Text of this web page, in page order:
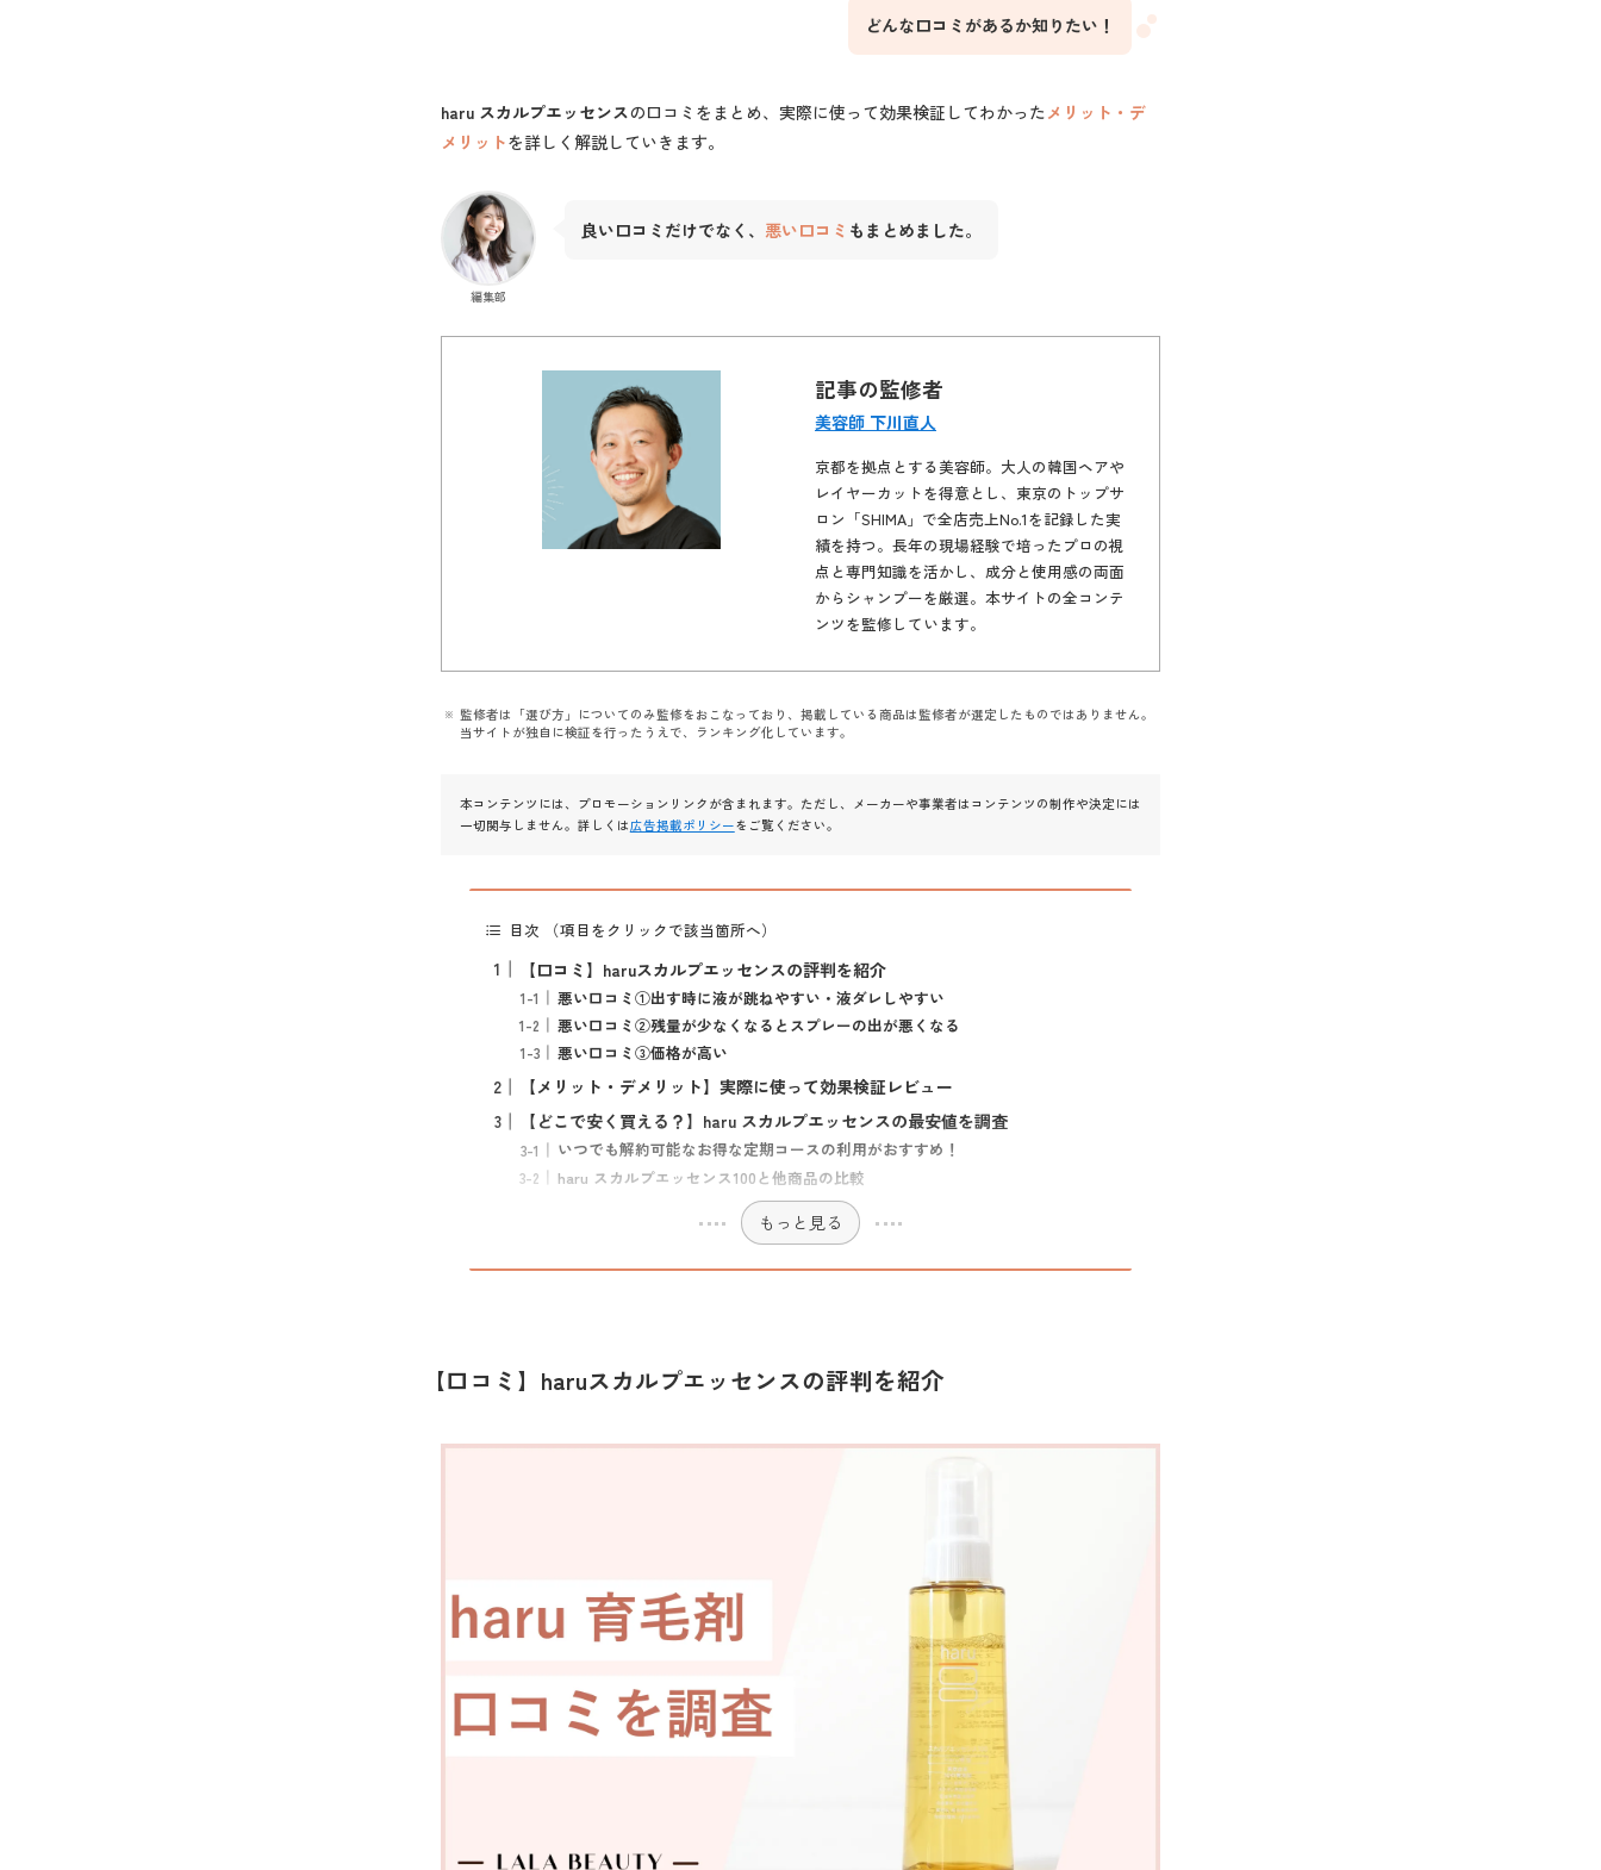
どんな口コミがあるか知りたい！
haru スカルプエッセンスの口コミをまとめ、実際に使って効果検証してわかったメリット・デ
メリットを詳しく解説していきます。
編集部
良い口コミだけでなく、 悪い口コミ もまとめました。
記事の監修者
美容師 下川直人
京都を拠点とする美容師。大人の韓国ヘアや
レイヤーカットを得意とし、東京のトップサ
ロン「SHIMA」で全店売上No.1を記録した実
績を持つ。長年の現場経験で培ったプロの視
点と専門知識を活かし、成分と使用感の両面
からシャンプーを厳選。本サイトの全コンテ
ンツを監修しています。
監修者は「選び方」についてのみ監修をおこなっており、掲載している商品は監修者が選定したものではありません。
当サイトが独自に検証を行ったうえで、ランキング化しています。
本コンテンツには、プロモーションリンクが含まれます。ただし、メーカーや事業者はコンテンツの制作や決定には
一切関与しません。詳しくは広告掲載ポリシーをご覧ください。
目次 （項目をクリックで該当箇所へ）
【口コミ】haruスカルプエッセンスの評判を紹介
悪い口コミ①出す時に液が跳ねやすい・液ダレしやすい
悪い口コミ②残量が少なくなるとスプレーの出が悪くなる
悪い口コミ③価格が高い
【メリット・デメリット】実際に使って効果検証レビュー
【どこで安く買える？】haru スカルプエッセンスの最安値を調査
いつでも解約可能なお得な定期コースの利用がおすすめ！
haru スカルプエッセンス100と他商品の比較
もっと見る
【口コミ】haruスカルプエッセンスの評判を紹介